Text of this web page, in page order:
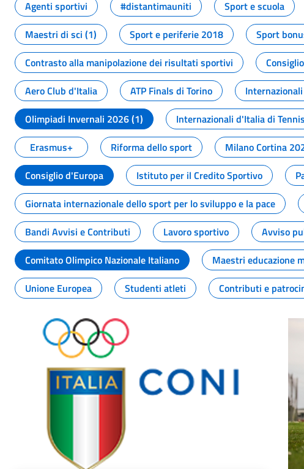
Agenti sportivi
#distantimauniti Sport e scuola
Maestri di sci (1)
Sport e periferie 2018 Sport
Contrasto alla manipolazione dei risultati sportivi
Aero Club d'Italia
ATP Finals di Torino
Olimpiadi Invernali 2026 (1)
Internazionali d'Italia di Tennis
Erasmus+
Riforma dello sport Milano Cortina
Consiglio d'Europa
Istituto per il Credito Sportivo
Giornata internazionale dello sport per lo sviluppo e la pace
Bandi Avvisi e Contributi
Lavoro sportivo Avviso
Comitato Olimpico Nazionale Italiano
Maestri educazione
Unione Europea
Studenti atleti Contributi e